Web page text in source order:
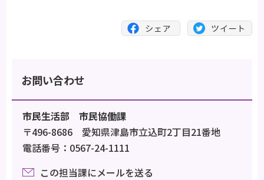
お問い合わせ
市民生活部 市民協働課
〒496-8686 愛知県津島市立込町2丁目21番地
電話番号：0567-24-1111
この担当課にメールを送る